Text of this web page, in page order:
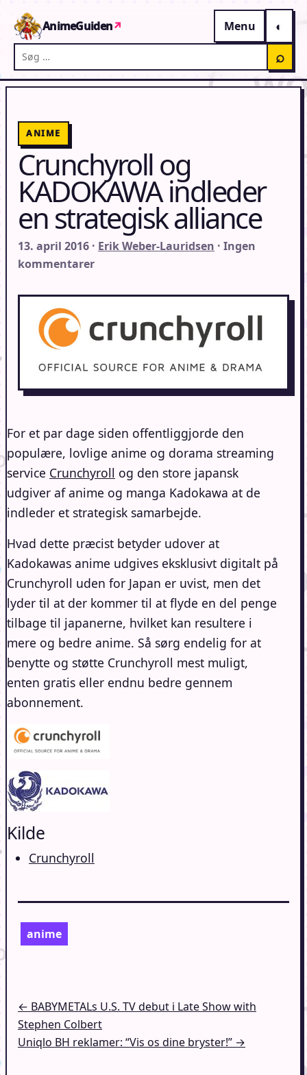
AnimeGuiden↗
Menu
Søg på AnimeGuiden
⌕
ANIME
Crunchyroll og
KADOKAWA indleder
en strategisk alliance
13. april 2016 · Erik Weber-Lauridsen · Ingen
kommentarer
For et par dage siden offentliggjorde den
populære, lovlige anime og dorama streaming
service Crunchyroll og den store japansk
udgiver af anime og manga Kadokawa at de
indleder et strategisk samarbejde.
Hvad dette præcist betyder udover at
Kadokawas anime udgives eksklusivt digitalt på
Crunchyroll uden for Japan er uvist, men det
lyder til at der kommer til at flyde en del penge
tilbage til japanerne, hvilket kan resultere i
mere og bedre anime. Så sørg endelig for at
benytte og støtte Crunchyroll mest muligt,
enten gratis eller endnu bedre gennem
abonnement.
Kilde
Crunchyroll
anime
Indlægsnavigation
← BABYMETALs U.S. TV debut i Late Show with
Stephen Colbert
Uniqlo BH reklamer: “Vis os dine bryster!” →